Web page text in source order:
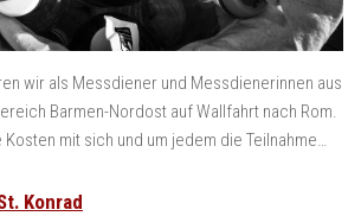
wir als Messdiener und Messdienerinnen aus
Barmen-Nordost auf Wallfahrt nach Rom.
Kosten mit sich und um jedem die Teilnahme…
Konrad